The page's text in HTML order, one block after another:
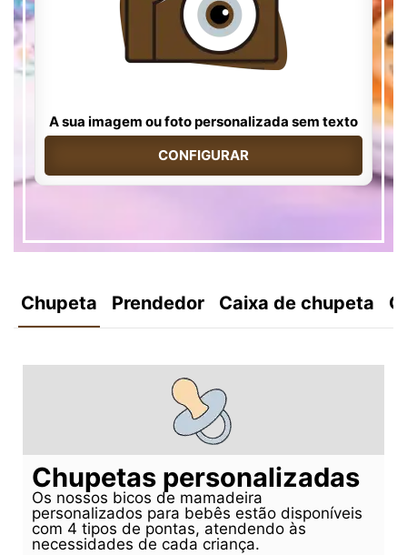
A sua imagem ou foto personalizada sem texto
CONFIGURAR
Chupeta Prendedor Caixa de chupeta
Chupetas personalizadas
Os nossos bicos de mamadeira
personalizados para bebês estão disponíveis
com 4 tipos de pontas, atendendo às
necessidades de cada criança.